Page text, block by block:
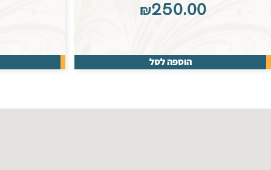
₪250.00
הוספה לסל